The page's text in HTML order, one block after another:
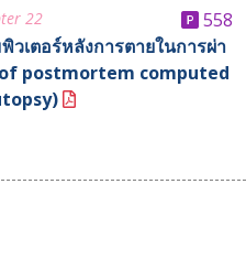
22
558
เตอร์หลังการตายในการผ่า
postmortem computed